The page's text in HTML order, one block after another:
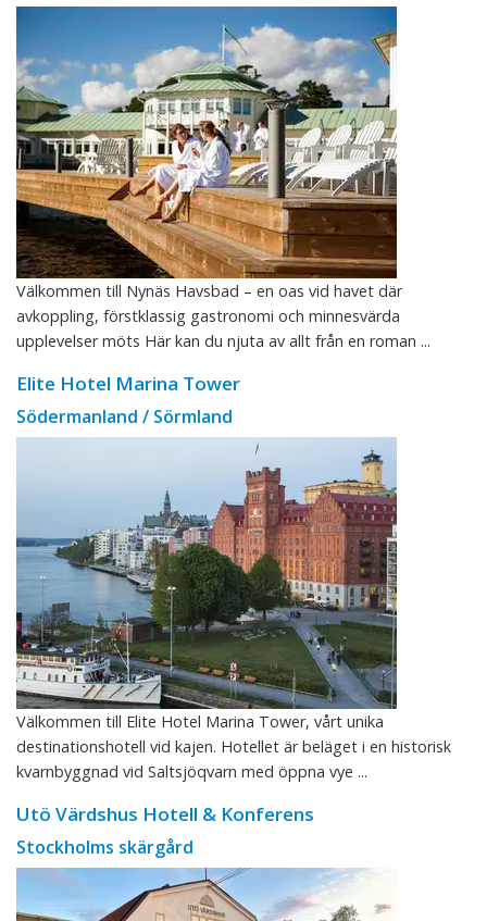
Välkommen till Nynäs Havsbad – en oas vid havet där
avkoppling, förstklassig gastronomi och minnesvärda
upplevelser möts Här kan du njuta av allt från en roman ...
Elite Hotel Marina Tower
Södermanland / Sörmland
Välkommen till Elite Hotel Marina Tower, vårt unika
destinationshotell vid kajen. Hotellet är beläget i en historisk
kvarnbyggnad vid Saltsjöqvarn med öppna vye ...
Utö Värdshus Hotell & Konferens
Stockholms skärgård